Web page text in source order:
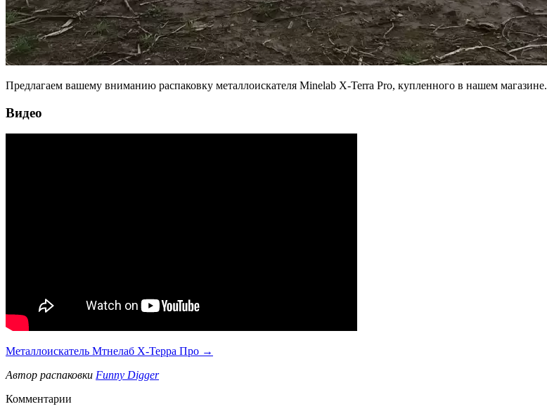
Предлагаем вашему вниманию распаковку металлоискателя Minelab X-Terra Pro, купленного в нашем магазине.
Видео
Металлоискатель Мтнелаб Х-Терра Про →
Автор распаковки Funny Digger
Комментарии